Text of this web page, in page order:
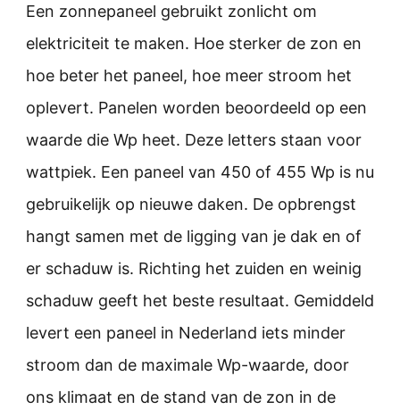
Een zonnepaneel gebruikt zonlicht om
elektriciteit te maken. Hoe sterker de zon en
hoe beter het paneel, hoe meer stroom het
oplevert. Panelen worden beoordeeld op een
waarde die Wp heet. Deze letters staan voor
wattpiek. Een paneel van 450 of 455 Wp is nu
gebruikelijk op nieuwe daken. De opbrengst
hangt samen met de ligging van je dak en of
er schaduw is. Richting het zuiden en weinig
schaduw geeft het beste resultaat. Gemiddeld
levert een paneel in Nederland iets minder
stroom dan de maximale Wp-waarde, door
ons klimaat en de stand van de zon in de